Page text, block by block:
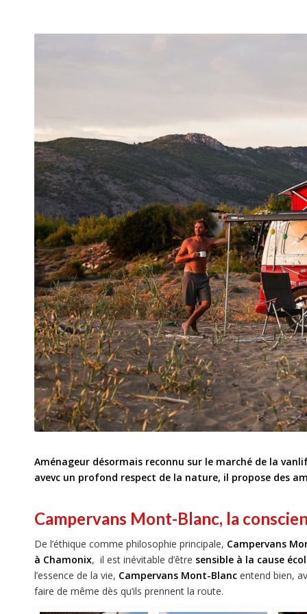
Aménageur désormais reconnu sur le marché de la
avevc un profond respect de la nature, il propose des
Campervans Mont-Blanc, la
De l’éthique comme philosophie principale, Campervans
à Chamonix, il est inévitable d’être sensible à la cause
l’essence de la vie, Campervans Mont-Blanc entend bien,
faire de même dès qu’ils prennent la route.